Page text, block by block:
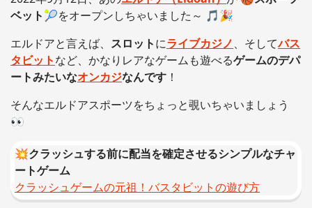
ベット🎾をオープンしちゃいました～ 🎵🎉
エルドアと言えば、 スロットにライブカジノ、そしてバス
タビットなど、かなりレアなゲームも遊べるゲームのデパ
ートみたいなオンカジなんです ！
そんなエルドアスポーツをちょっと覗いちゃいましょう
👀
💥クラッシュする前に配当を確定させるシンプルなチャ
ートゲーム
クラッシュゲームの元祖！バスタビットの遊び方